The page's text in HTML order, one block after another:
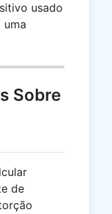
usado
uma
Sobre
de